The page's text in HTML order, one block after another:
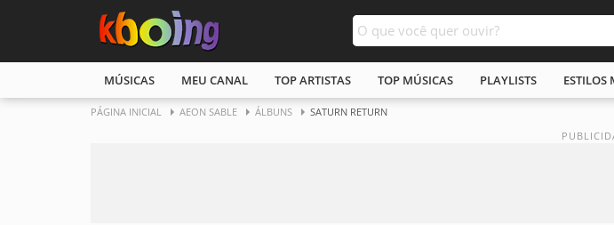
MÚSICAS MEU CANAL TOP ARTISTAS TOP MÚSICAS PLAYLISTS ESTILOS
PÁGINA INICIAL AEON SABLE ÁLBUNS SATURN RETURN